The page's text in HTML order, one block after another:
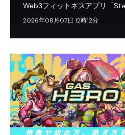
Web3フィットネスアプリ「
2026年08月07日 12時12分